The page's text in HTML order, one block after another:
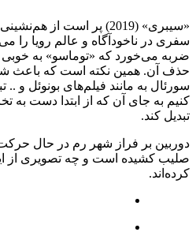
«سیبری» (2019) پر
سفری در ناخودآگاه و عالم رویا را
ضربه می‌خورد که «توماسو» به خوبی
حذف آن. همین نکته است که باعث
سورئال به مانند فیلم‌های بونوئل و
کنیم به جای آن که از ابتدا دست به
تبدیل کند.
دوربین بر فراز شهر رم در حال
صلیب کشیده است و چه تصویری از
کرده‌اند.